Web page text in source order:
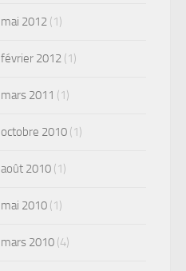
mai 2012 (1)
février 2012 (1)
mars 2011 (1)
octobre 2010 (1)
août 2010 (1)
mai 2010 (1)
mars 2010 (4)